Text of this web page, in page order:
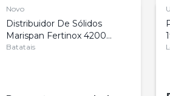
Novo
Distribuidor De Sólidos
Marispan Fertinox 4200
Citrus
Batatais